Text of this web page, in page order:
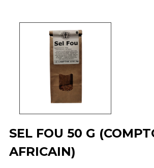
SEL FOU 50 G
AFRICAIN)